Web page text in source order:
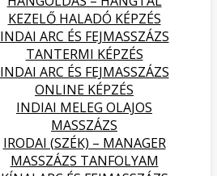
KEZELŐ HALADÓ KÉPZÉS
INDAI ARC ÉS FEJMASSZÁZS
TANTERMI KÉPZÉS
INDAI ARC ÉS FEJMASSZÁZS
ONLINE KÉPZÉS
INDIAI MELEG OLAJOS
MASSZÁZS
IRODAI (SZÉK) – MANAGER
MASSZÁZS TANFOLYAM